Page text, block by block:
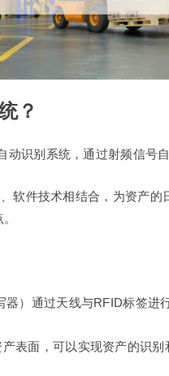
？
识别系统，通过射频信号
软件技术相结合，为资产的
器）通过天线与RFID标签进
表面，可以实现资产的识